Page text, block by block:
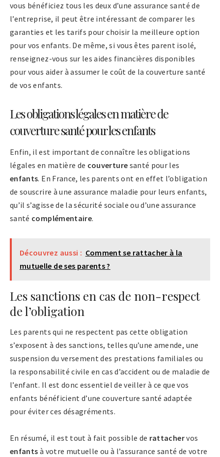
vous bénéficiez tous les deux d’une assurance santé de
l’entreprise, il peut être intéressant de comparer les
garanties et les tarifs pour choisir la meilleure option
pour vos enfants. De même, si vous êtes parent isolé,
renseignez-vous sur les aides financières disponibles
pour vous aider à assumer le coût de la couverture santé
de vos enfants.
Les obligations légales en matière de
couverture santé pour les enfants
Enfin, il est important de connaître les obligations
légales en matière de couverture santé pour les
enfants. En France, les parents ont en effet l’obligation
de souscrire à une assurance maladie pour leurs enfants,
qu’il s’agisse de la sécurité sociale ou d’une assurance
santé complémentaire.
Découvrez aussi : Comment se rattacher à la
mutuelle de ses parents ?
Les sanctions en cas de non-respect
de l’obligation
Les parents qui ne respectent pas cette obligation
s’exposent à des sanctions, telles qu’une amende, une
suspension du versement des prestations familiales ou
la responsabilité civile en cas d’accident ou de maladie de
l’enfant. Il est donc essentiel de veiller à ce que vos
enfants bénéficient d’une couverture santé adaptée
pour éviter ces désagréments.
En résumé, il est tout à fait possible de rattachervos
enfants à votre mutuelle ou à l’assurance santé de votre